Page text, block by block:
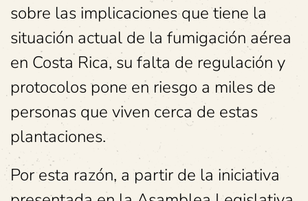
sobre las implicaciones que tiene la
situación actual de la fumigación aérea
en Costa Rica, su falta de regulación y
protocolos pone en riesgo a miles de
personas que viven cerca de estas
plantaciones.
Por esta razón, a partir de la iniciativa